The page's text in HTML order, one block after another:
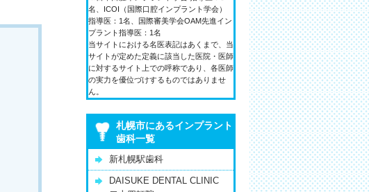
名、ICOI（国際口腔インプラント学会）
指導医：1名、国際審美学会OAM先進イン
プラント指導医：1名
当サイトにおける名医表記はあくまで、当
サイトが定めた定義に該当した医院・医師
に対するサイト上での呼称であり、各医師
の実力を優位づけするものではありませ
ん。
札幌市にあるインプラント
歯科一覧
新札幌駅歯科
‎DAISUKE DENTAL CLINIC